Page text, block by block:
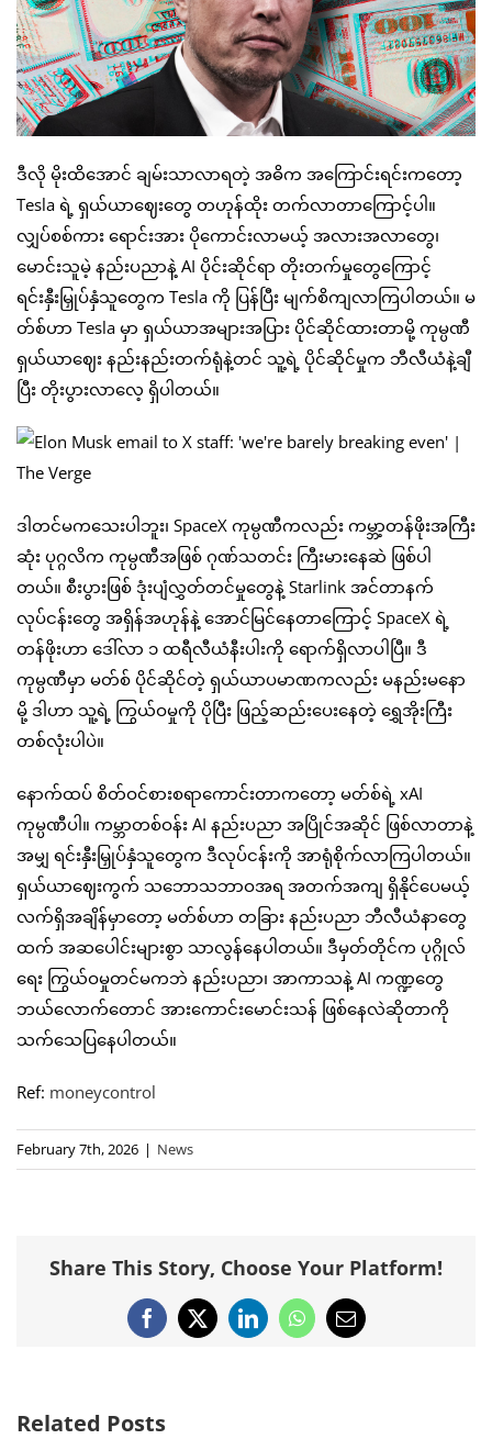
ဒီလို မိုးထိအောင် ချမ်းသာလာရတဲ့ အဓိက အကြောင်းရင်းကတော့
Tesla ရဲ့ ရှယ်ယာဈေးတွေ တဟုန်ထိုး တက်လာတာကြောင့်ပါ။
လျှပ်စစ်ကား ရောင်းအား ပိုကောင်းလာမယ့် အလားအလာတွေ၊
မောင်းသူမဲ့ နည်းပညာနဲ့ AI ပိုင်းဆိုင်ရာ တိုးတက်မှုတွေကြောင့်
ရင်းနှီးမြှုပ်နှံသူတွေက Tesla ကို ပြန်ပြီး မျက်စိကျလာကြပါတယ်။ မ
တ်စ်ဟာ Tesla မှာ ရှယ်ယာအများအပြား ပိုင်ဆိုင်ထားတာမို့ ကုမ္ပဏီ
ရှယ်ယာဈေး နည်းနည်းတက်ရုံနဲ့တင် သူ့ရဲ့ ပိုင်ဆိုင်မှုက ဘီလီယံနဲ့ချီ
ပြီး တိုးပွားလာလေ့ ရှိပါတယ်။
ဒါတင်မကသေးပါဘူး၊ SpaceX ကုမ္ပဏီကလည်း ကမ္ဘာ့တန်ဖိုးအကြီး
ဆုံး ပုဂ္ဂလိက ကုမ္ပဏီအဖြစ် ဂုဏ်သတင်း ကြီးမားနေဆဲ ဖြစ်ပါ
တယ်။ စီးပွားဖြစ် ဒုံးပျံလွှတ်တင်မှုတွေနဲ့ Starlink အင်တာနက်
လုပ်ငန်းတွေ အရှိန်အဟုန်နဲ့ အောင်မြင်နေတာကြောင့် SpaceX ရဲ့
တန်ဖိုးဟာ ဒေါ်လာ ၁ ထရီလီယံနီးပါးကို ရောက်ရှိလာပါပြီ။ ဒီ
ကုမ္ပဏီမှာ မတ်စ် ပိုင်ဆိုင်တဲ့ ရှယ်ယာပမာဏကလည်း မနည်းမနော
မို့ ဒါဟာ သူ့ရဲ့ ကြွယ်ဝမှုကို ပိုပြီး ဖြည့်ဆည်းပေးနေတဲ့ ရွှေအိုးကြီး
တစ်လုံးပါပဲ။
နောက်ထပ် စိတ်ဝင်စားစရာကောင်းတာကတော့ မတ်စ်ရဲ့ xAI
ကုမ္ပဏီပါ။ ကမ္ဘာတစ်ဝန်း AI နည်းပညာ အပြိုင်အဆိုင် ဖြစ်လာတာနဲ့
အမျှ ရင်းနှီးမြှုပ်နှံသူတွေက ဒီလုပ်ငန်းကို အာရုံစိုက်လာကြပါတယ်။
ရှယ်ယာဈေးကွက် သဘောသဘာဝအရ အတက်အကျ ရှိနိုင်ပေမယ့်
လက်ရှိအချိန်မှာတော့ မတ်စ်ဟာ တခြား နည်းပညာ ဘီလီယံနာတွေ
ထက် အဆပေါင်းများစွာ သာလွန်နေပါတယ်။ ဒီမှတ်တိုင်က ပုဂ္ဂိုလ်
ရေး ကြွယ်ဝမှုတင်မကဘဲ နည်းပညာ၊ အာကာသနဲ့ AI ကဏ္ဍတွေ
ဘယ်လောက်တောင် အားကောင်းမောင်းသန် ဖြစ်နေလဲဆိုတာကို
သက်သေပြနေပါတယ်။
Ref: moneycontrol
February 7th, 2026 | News
Share This Story, Choose Your Platform!
Facebook
X LinkedInWhatsApp
Email
Related Posts